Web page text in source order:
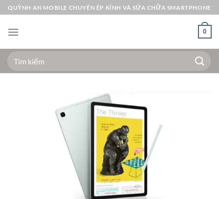
Bỏ
qua
nội
QUỲNH AN MOBILE CHUYÊN ÉP KÍNH VÀ SỬA CHỮA SMARTPHONE
0
Tìm
kiếm: